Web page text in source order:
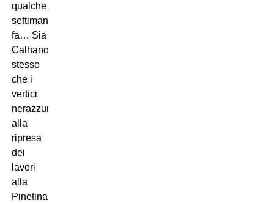
qualche
settimana
fa… Sia
Calhanoglu
stesso
che i
vertici
nerazzurri,
alla
ripresa
dei
lavori
alla
Pinetina,